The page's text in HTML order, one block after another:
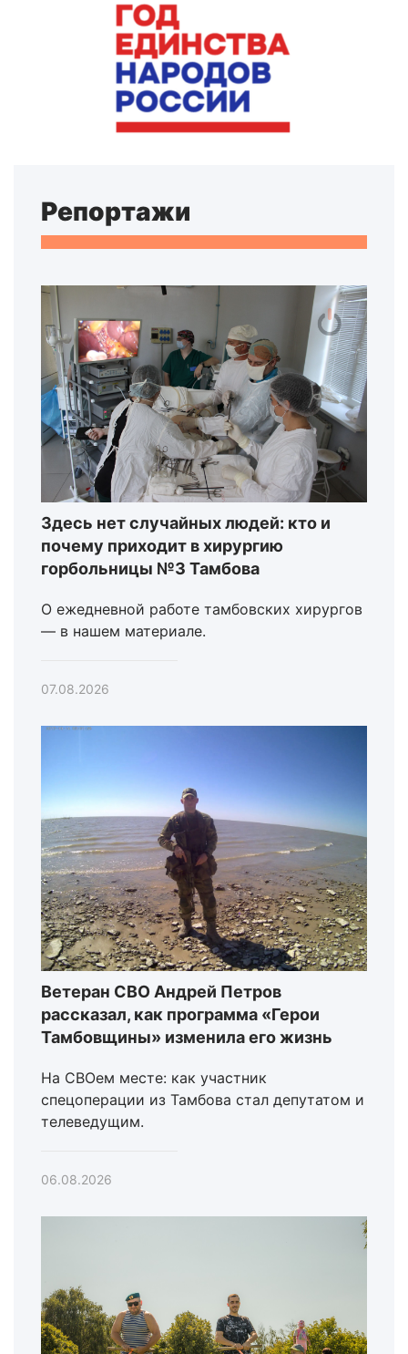
Репортажи
Здесь нет случайных людей: кто и
почему приходит в хирургию
горбольницы №3 Тамбова
О ежедневной работе тамбовских хирургов
— в нашем материале.
07.08.2026
Ветеран СВО Андрей Петров
рассказал, как программа «Герои
Тамбовщины» изменила его жизнь
На СВОем месте: как участник
спецоперации из Тамбова стал депутатом и
телеведущим.
06.08.2026